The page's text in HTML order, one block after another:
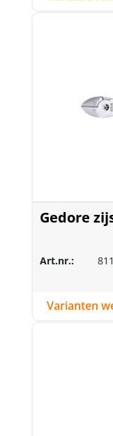
Gedore
Art.nr.: